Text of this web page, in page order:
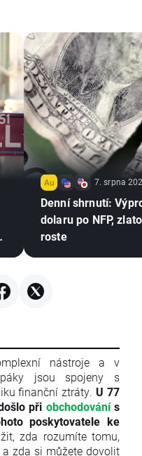
7. srpna
Denní shrnutí:
dolaru po NFP,
roste
nástroje a v
jsou spojeny s
finanční ztráty. U 77
při obchodovánís
poskytovatele ke
zda rozumíte tomu,
zda si můžete dovolit